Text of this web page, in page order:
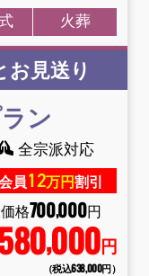
火葬
お見送り
ン
全宗派対応
員12万円割引
格700,000円
,000円
（税込638,000円）